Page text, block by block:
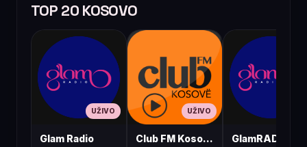
TOP 20 KOSOVO
UŽIVO
Glam Radio
UŽIVO
Club FM Kosovë GlamRADIO